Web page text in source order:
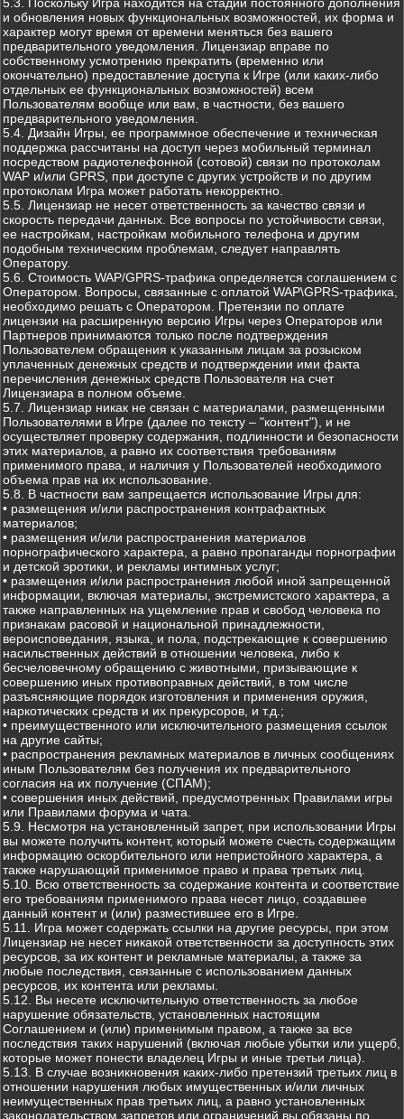
и обновления новых функциональных возможностей, их форма и
характер могут время от времени меняться без вашего
предварительного уведомления. Лицензиар вправе по
собственному усмотрению прекратить (временно или
окончательно) предоставление доступа к Игре (или каких-либо
отдельных ее функциональных возможностей) всем
Пользователям вообще или вам, в частности, без вашего
предварительного уведомления.
5.4. Дизайн Игры, ее программное обеспечение и техническая
поддержка рассчитаны на доступ через мобильный терминал
посредством радиотелефонной (сотовой) связи по протоколам
WAP и/или GPRS, при доступе с других устройств и по другим
протоколам Игра может работать некорректно.
5.5. Лицензиар не несет ответственность за качество связи и
скорость передачи данных. Все вопросы по устойчивости связи,
ее настройкам, настройкам мобильного телефона и другим
подобным техническим проблемам, следует направлять
Оператору.
5.6. Стоимость WAP/GPRS-трафика определяется соглашением с
Оператором. Вопросы, связанные с оплатой WAP\GPRS-трафика,
необходимо решать с Оператором. Претензии по оплате
лицензии на расширенную версию Игры через Операторов или
Партнеров принимаются только после подтверждения
Пользователем обращения к указанным лицам за розыском
уплаченных денежных средств и подтверждении ими факта
перечисления денежных средств Пользователя на счет
Лицензиара в полном объеме.
5.7. Лицензиар никак не связан с материалами, размещенными
Пользователями в Игре (далее по тексту – "контент"), и не
осуществляет проверку содержания, подлинности и безопасности
этих материалов, а равно их соответствия требованиям
применимого права, и наличия у Пользователей необходимого
объема прав на их использование.
5.8. В частности вам запрещается использование Игры для:
• размещения и/или распространения контрафактных
материалов;
• размещения и/или распространения материалов
порнографического характера, а равно пропаганды порнографии
и детской эротики, и рекламы интимных услуг;
• размещения и/или распространения любой иной запрещенной
информации, включая материалы, экстремистского характера, а
также направленных на ущемление прав и свобод человека по
признакам расовой и национальной принадлежности,
вероисповедания, языка, и пола, подстрекающие к совершению
насильственных действий в отношении человека, либо к
бесчеловечному обращению с животными, призывающие к
совершению иных противоправных действий, в том числе
разъясняющие порядок изготовления и применения оружия,
наркотических средств и их прекурсоров, и т.д.;
• преимущественного или исключительного размещения ссылок
на другие сайты;
• распространения рекламных материалов в личных сообщениях
иным Пользователям без получения их предварительного
согласия на их получение (СПАМ);
• совершения иных действий, предусмотренных Правилами игры
или Правилами форума и чата.
5.9. Несмотря на установленный запрет, при использовании Игры
вы можете получить контент, который можете счесть содержащим
информацию оскорбительного или непристойного характера, а
также нарушающий применимое право и права третьих лиц.
5.10. Всю ответственность за содержание контента и соответствие
его требованиям применимого права несет лицо, создавшее
данный контент и (или) разместившее его в Игре.
5.11. Игра может содержать ссылки на другие ресурсы, при этом
Лицензиар не несет никакой ответственности за доступность этих
ресурсов, за их контент и рекламные материалы, а также за
любые последствия, связанные с использованием данных
ресурсов, их контента или рекламы.
5.12. Вы несете исключительную ответственность за любое
нарушение обязательств, установленных настоящим
Соглашением и (или) применимым правом, а также за все
последствия таких нарушений (включая любые убытки или ущерб,
которые может понести владелец Игры и иные третьи лица).
5.13. В случае возникновения каких-либо претензий третьих лиц в
отношении нарушения любых имущественных и/или личных
неимущественных прав третьих лиц, а равно установленных
законодательством запретов или ограничений вы обязаны по